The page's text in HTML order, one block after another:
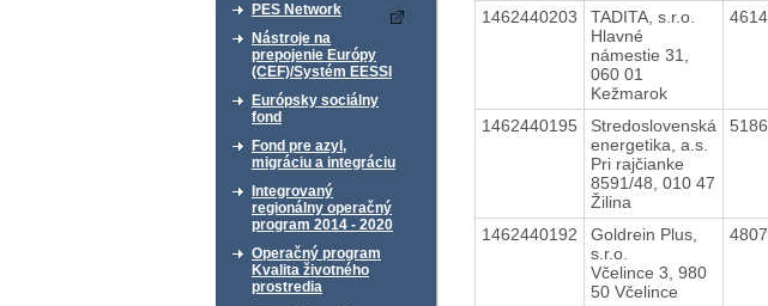
PES Network
Nástroje na
prepojenie Európy
(CEF)/Systém EESSI
Európsky sociálny
fond
Fond pre azyl,
migráciu a integráciu
Integrovaný
regionálny operačný
program 2014 - 2020
Operačný program
Kvalita životného
prostredia
1462440203
TADITA, s.r.o.
Hlavné
námestie 31,
060 01
Kežmarok
1462440195
Stredoslovenská
energetika, a.s.
Pri rajčianke
8591/48, 010 47
Žilina
1462440192
Goldrein Plus,
s.r.o.
Včelince 3, 980
50 Včelince